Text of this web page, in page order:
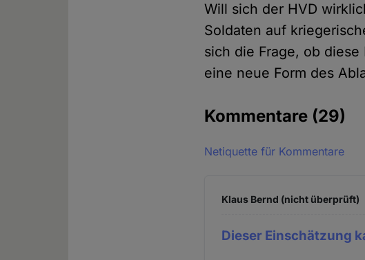
Will sich der HVD
Soldaten auf
sich die Frage, ob
eine neue Form des
Kommentare (29)
Netiquette für Kommentare
Klaus Bernd (nicht überprüft)
Dieser Einschätzung